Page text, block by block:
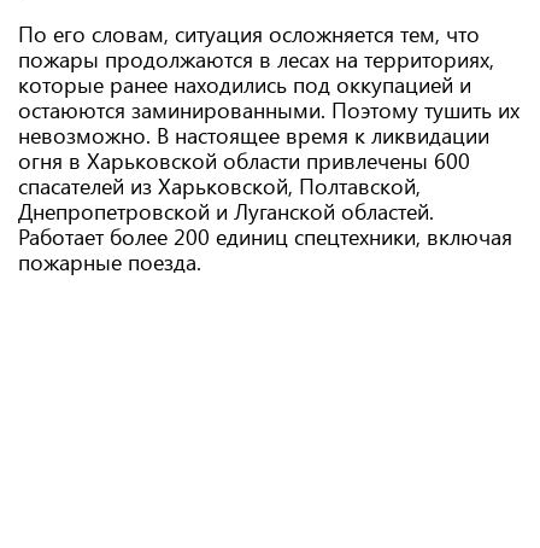
По его словам, ситуация осложняется тем, что
пожары продолжаются в лесах на территориях,
которые ранее находились под оккупацией и
остаюются заминированными. Поэтому тушить их
невозможно. В настоящее время к ликвидации
огня в Харьковской области привлечены 600
спасателей из Харьковской, Полтавской,
Днепропетровской и Луганской областей.
Работает более 200 единиц спецтехники, включая
пожарные поезда.